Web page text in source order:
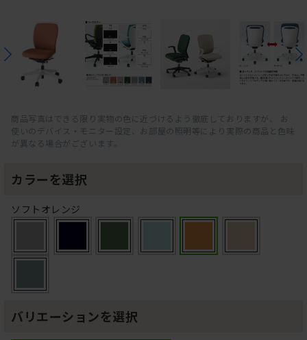
商品写真はできる限り実物の色に近づけるよう徹底しておりますが、 お
使いのデバイス・モニター設定、お部屋の照明等により実際の商品と色味
が異なる場合がございます。
カラーを選択
ソフトオレンジ
バリエーションを選択